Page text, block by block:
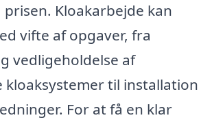
Kloakarbejde kan
vifte af opgaver, fra
vedligeholdelse af
kloaksystemer til installation
For at få en klar